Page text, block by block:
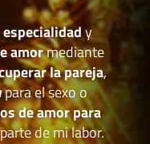
y
amormediante
la pareja,
para el sexo o
de amor para
de mi labor.